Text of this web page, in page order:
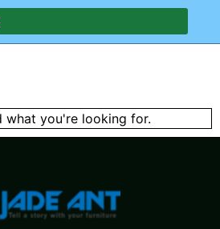
what you're looking for.